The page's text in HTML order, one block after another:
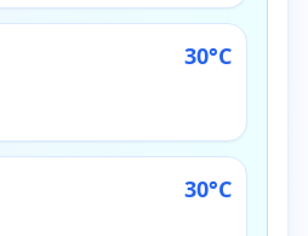
30°C
30°C